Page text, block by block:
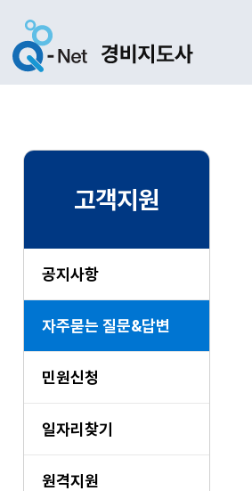
고객지원
공지사항
자주묻는 질문&답변
민원신청
일자리찾기
원격지원